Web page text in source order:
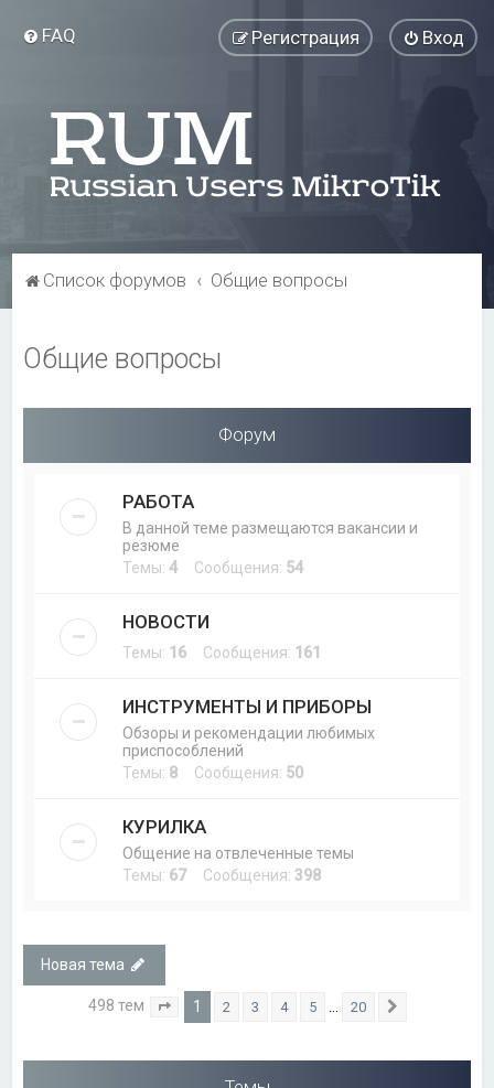
FAQ Вход
Регистрация
Список форумов Общие вопросы
Общие вопросы
Форум
РАБОТА
В данной теме размещаются вакансии и
резюме
Темы:4 Сообщения: 54
НОВОСТИ
Темы: 16 Сообщения: 161
ИНСТРУМЕНТЫ И ПРИБОРЫ
Обзоры и рекомендации любимых
приспособлений
Темы: 8 Сообщения: 50
КУРИЛКА
Общение на отвлеченные темы
Темы: 67Сообщения: 398
Новая тема
498 тем Страница из 20
1 2 3 4 5 20